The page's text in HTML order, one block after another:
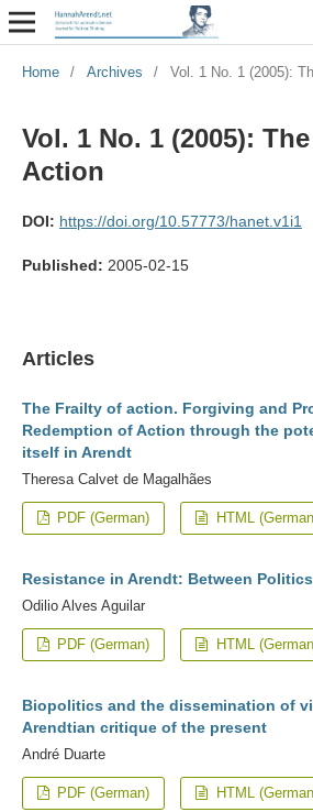
Home / Archives / Vol. 1 No. 1 (2005):
Vol. 1 No. 1 (2005):
Action
DOI: https://doi.org/10.57773/hanet.v1i1
Published: 2005-02-15
Articles
The Frailty of action. Forgiving and
Redemption of Action through the
itself in Arendt
Theresa Calvet de Magalhães
PDF (German) HTML
Resistance in Arendt: Between
Odilio Alves Aguilar
PDF (German) HTML
Biopolitics and the dissemination of
Arendtian critique of the present
André Duarte
PDF (German) HTML